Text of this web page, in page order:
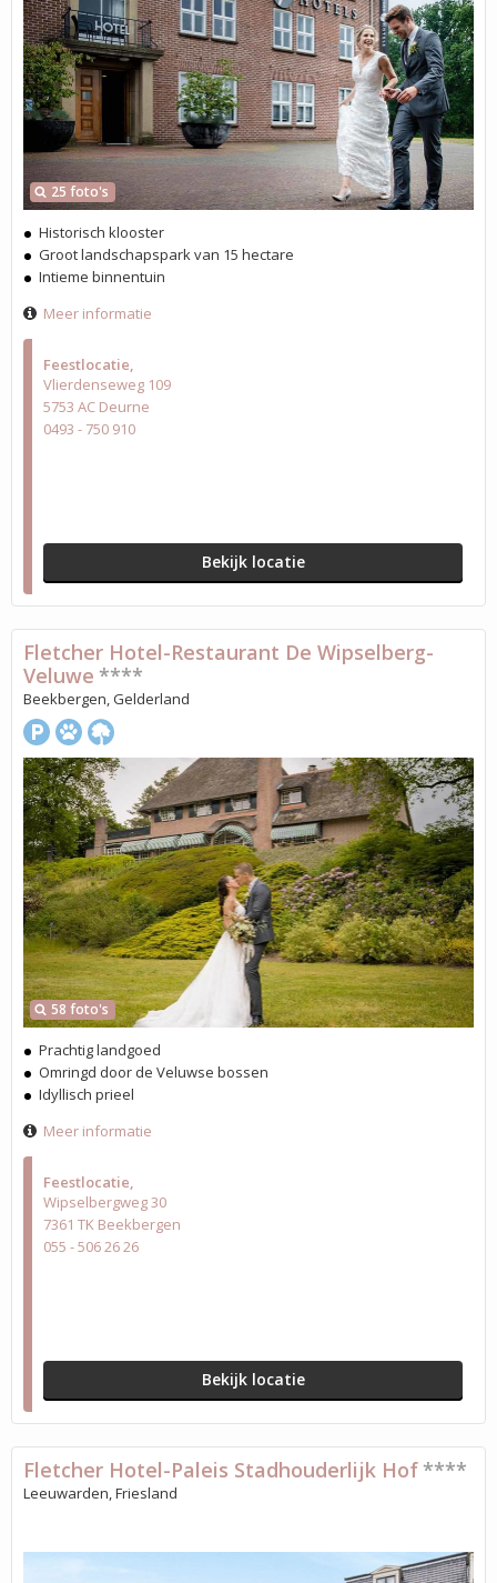
Feestlocatie
Vlierdenseweg 109
5753 AC Deurne
0493 - 750 910
Bekijk locatie
25 foto's
Historisch klooster
Groot landschapspark van 15 hectare
Intieme binnentuin
Meer informatie
Feestlocatie
Wipselbergweg 30
7361 TK Beekbergen
055 - 506 26 26
Bekijk locatie
58 foto's
Fletcher Hotel-Restaurant De Wipselberg-
Veluwe ****
Beekbergen, Gelderland
Prachtig landgoed
Omringd door de Veluwse bossen
Idyllisch prieel
Meer informatie
Fletcher Hotel-Paleis Stadhouderlijk Hof ****
Leeuwarden, Friesland